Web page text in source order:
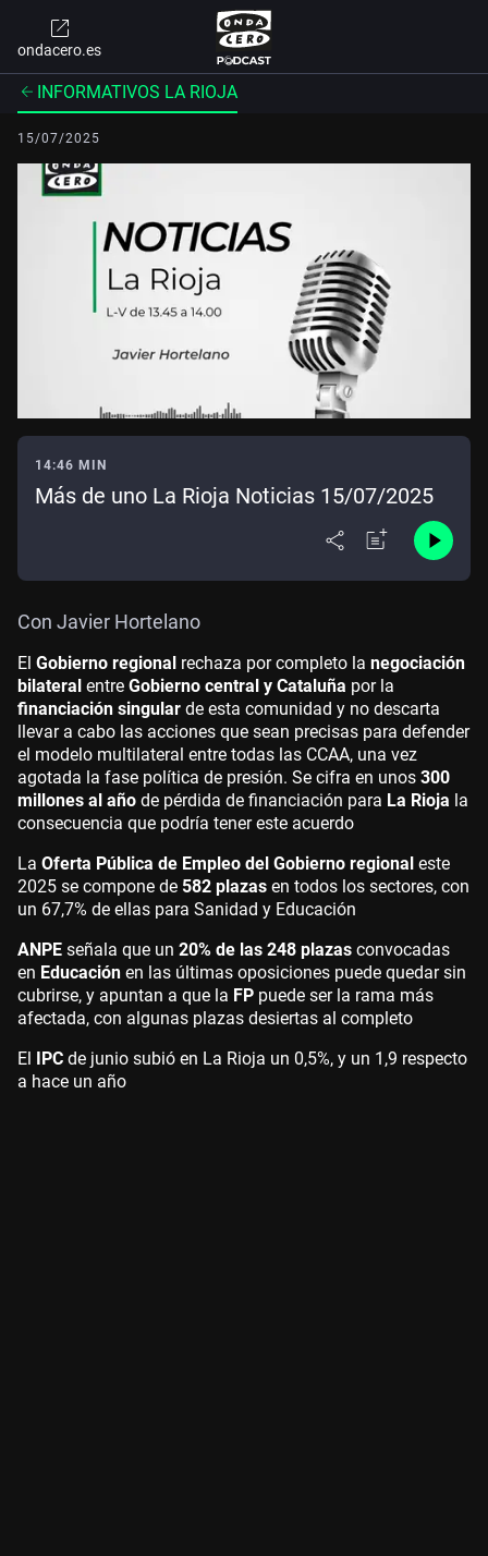
ondacero.es
INFORMATIVOS LA RIOJA
15/07/2025
14:46 MIN
Más de uno La Rioja Noticias 15/07/2025
Con Javier Hortelano
El Gobierno regional rechaza por completo la negociación
bilateral entre Gobierno central y Cataluña por la
financiación singular de esta comunidad y no descarta
llevar a cabo las acciones que sean precisas para defender
el modelo multilateral entre todas las CCAA, una vez
agotada la fase política de presión. Se cifra en unos 300
millones al año de pérdida de financiación para La Rioja la
consecuencia que podría tener este acuerdo
La Oferta Pública de Empleo del Gobierno regional este
2025 se compone de 582 plazas en todos los sectores, con
un 67,7% de ellas para Sanidad y Educación
ANPE señala que un 20% de las 248 plazas convocadas
en Educación en las últimas oposiciones puede quedar sin
cubrirse, y apuntan a que la FP puede ser la rama más
afectada, con algunas plazas desiertas al completo
El IPC de junio subió en La Rioja un 0,5%, y un 1,9 respecto
a hace un año